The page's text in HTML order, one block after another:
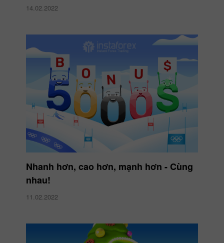
14.02.2022
Nhanh hơn, cao hơn, mạnh hơn - Cùng
nhau!
11.02.2022